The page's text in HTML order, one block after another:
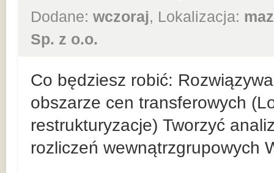
Dodane: wczoraj, Lokalizacja:
Sp. z o.o.
Co będziesz robić:
obszarze cen transferowych
restrukturyzacje) Tworzyć
rozliczeń wewnątrzgrupowych